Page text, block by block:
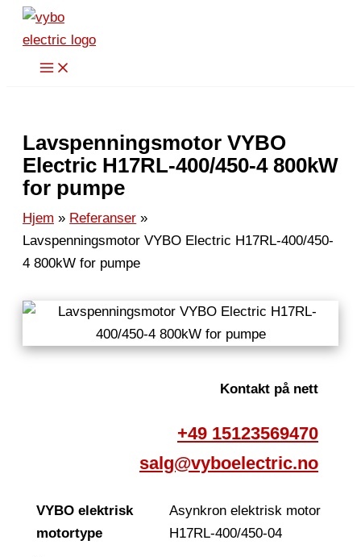
Hopp
rett
Lavspenningsmotor VYBO
Electric H17RL-400/450-4 800kW
for pumpe
Hjem
Referanser
Lavspenningsmotor VYBO Electric H17RL-400/450-
4 800kW for pumpe
Kontakt på nett
+49 15123569470
salg@vyboelectric.no
VYBO elektrisk
motortype
Asynkron elektrisk motor
H17RL-400/450-04